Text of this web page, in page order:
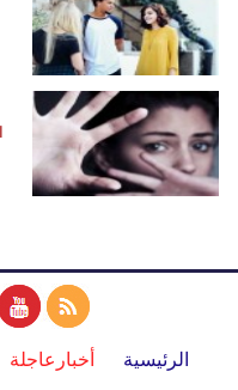
الرئيسية أخبارعاجلة